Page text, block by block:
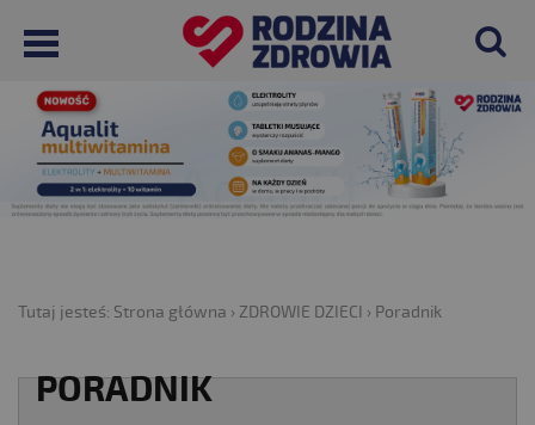
Tutaj jesteś: Strona główna › ZDROWIE DZIECI › Poradnik
PORADNIK